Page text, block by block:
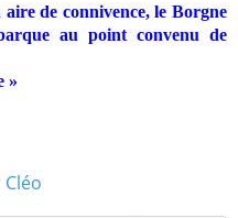
de connivence, le Borgne
au point convenu de
»